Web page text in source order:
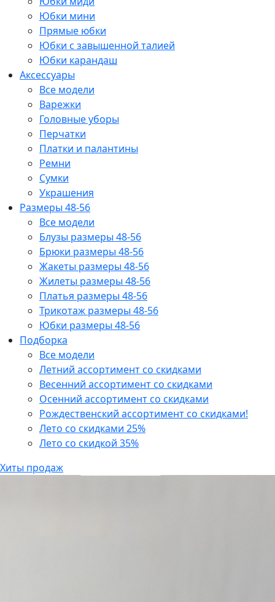
Юбки мини
Прямые юбки
Юбки с завышенной талией
Юбки карандаш
Аксессуары
Все модели
Варежки
Головные уборы
Перчатки
Платки и палантины
Ремни
Сумки
Украшения
Размеры 48-56
Все модели
Блузы размеры 48-56
Брюки размеры 48-56
Жакеты размеры 48-56
Жилеты размеры 48-56
Платья размеры 48-56
Трикотаж размеры 48-56
Юбки размеры 48-56
Подборка
Все модели
Летний ассортимент со скидками
Весенний ассортимент со скидками
Осенний ассортимент со скидками
Рождественский ассортимент со скидками!
Лето со скидками 25%
Лето со скидкой 35%
Хиты продаж